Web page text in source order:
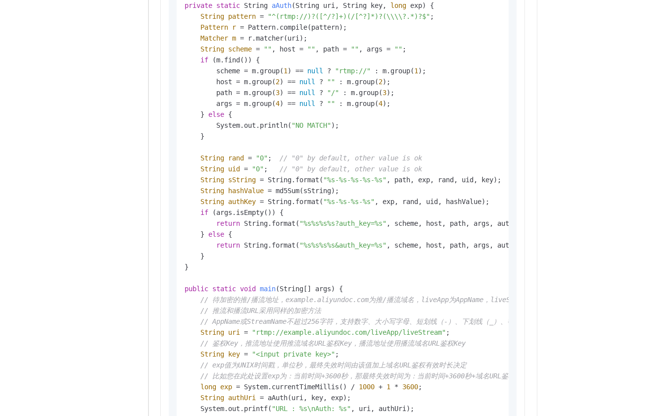
private static String aAuth(String uri, String key, long exp)
{
String pattern = "^(rtmp://)?([^/?]+)(/[^?]*)?(\\\\?.*)?$" ;
Pattern
r = Pattern.compile(pattern);
Matcher m = r.matcher(uri);
String scheme = "" , host = "" , path = "" , args = "" ;
if (m.find()) {
        scheme = m.group(
1 ) == null ? "rtmp://" : m.group(1 );
        host = m.group(
2) == null ? "" : m.group(2);
        path = m.group(
3) == null ? "/" : m.group(3);
        args = m.group(
4) == null ? "" : m.group(4);
    }
else {
        System.out.println(
"NO MATCH" );
    }
String rand = "0" ;
// "0" by default, other value is ok
String uid = "0" ;
// "0" by default, other value is ok
String sString = String.format( "%s-%s-%s-%s-%s" , path, exp, rand, uid, key);
String
hashValue = md5Sum(sString);
String authKey = String.format( "%s-%s-%s-%s" , exp, rand, uid, hashValue);
if (args.isEmpty()) {
return String.format( "%s%s%s%s?auth_key=%s" , scheme, host, path, args, authKey);
    }
else {
return String.format( "%s%s%s%s&auth_key=%s" , scheme, host, path, args, authKey);
    }
}
public static void main(String[] args)
{
// 待加密的推/播流地址，example.aliyundoc.com为推/播流域名，liveApp为AppName，liveStream为StreamName
// 推流和播流URL采用同样的加密方法
// AppName或StreamName不超过256字符，支持数字、大小写字母、短划线（-）、下划线（_）、等号（=）。
String uri = "rtmp://example.aliyundoc.com/liveApp/liveStream" ;
// 鉴权Key，推流地址使用推流域名URL鉴权Key，播流地址使用播流域名URL鉴权Key
String
key = "<input private key>" ;
// exp值为UNIX时间戳，单位秒，最终失效时间由该值加上域名URL鉴权有效时长决定
// 比如您在此处设置exp为：当前时间+3600秒，那最终失效时间为：当前时间+3600秒+域名URL鉴权有效时长。如果设置exp为：当前时间，那最终
long exp = System.currentTimeMillis() / 1000 + 1 * 3600;
String authUri = aAuth(uri, key, exp);
    System.out.printf(
"URL : %s\nAuth: %s" , uri, authUri);